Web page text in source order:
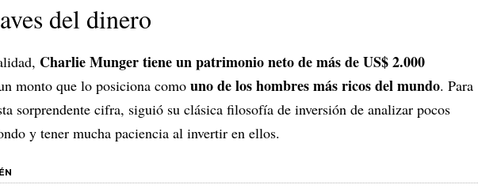
del dinero
Charlie Munger tiene un patrimonio neto de más de US$ 2.000
monto que lo posiciona como uno de los hombres más ricos del mundo. Para
sorprendente cifra, siguió su clásica filosofía de inversión de analizar pocos
y tener mucha paciencia al invertir en ellos.